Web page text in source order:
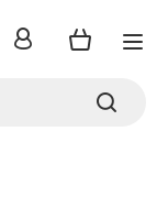
inloggen